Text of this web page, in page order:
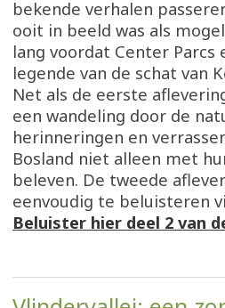
bekende verhalen
ooit in beeld was als
lang voordat Center
legende van de schat van
Net als de eerste
een wandeling door de
herinneringen en
Bosland niet alleen met
beleven. De tweede
eenvoudig te beluisteren
Beluister hier deel 2 van